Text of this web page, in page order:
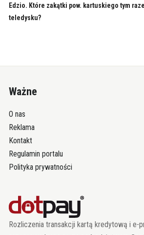
Edzio. Które zakątki pow. kartuskiego tym
teledysku?
Ważne
O nas
Reklama
Kontakt
Regulamin portalu
Polityka prywatności
Rozliczenia transakcji kartą kredytową i e-